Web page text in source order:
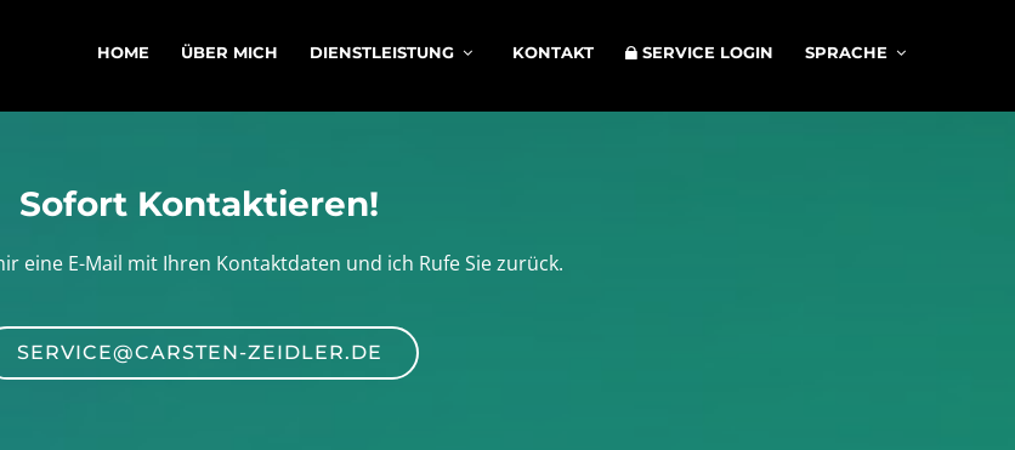
HOME ÜBER MICH DIENSTLEISTUNG KONTAKT SERVICE LOGIN SPRACHE
Sofort Kontaktieren!
eine E-Mail mit Ihren Kontaktdaten und ich Rufe Sie zurück.
SERVICE@CARSTEN-ZEIDLER.DE